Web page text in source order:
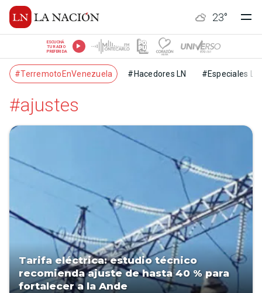
23°
ESCUCHÁ
TU RADIO
PREFERIDA
#TerremotoEnVenezuela #Hacedores LN #Especiales LN
#ajustes
Tarifa eléctrica: estudio técnico
recomienda ajuste de hasta 40 % para
fortalecer a la Ande